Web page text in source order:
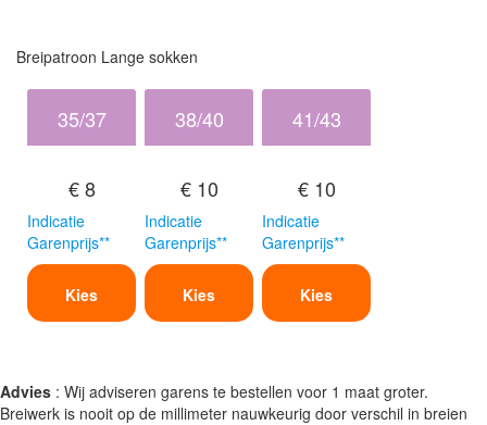
Breipatroon Lange sokken
35/37
€ 8
Indicatie
Garenprijs**
Kies
38/40
€ 10
Indicatie
Garenprijs**
Kies
41/43
€ 10
Indicatie
Garenprijs**
Kies
Advies : Wij adviseren garens te bestellen voor 1 maat groter.
Breiwerk is nooit op de millimeter nauwkeurig door verschil in breien